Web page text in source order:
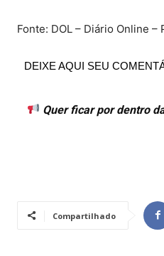
Fonte: DOL – Diário Online –
DEIXE AQUI SEU
Quer ficar por dentro
Compartilhado